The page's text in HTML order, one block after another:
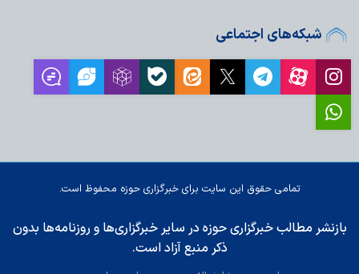
شبکه‌های اجتماعی
تمامی حقوق این سایت برای خبرگزاری حوزه محفوظ است.
بازنشر مطالب خبرگزاری حوزه در سایر خبرگزاری‌ها و روزنامه‌ها بدون
ذکر منبع آزاد است.